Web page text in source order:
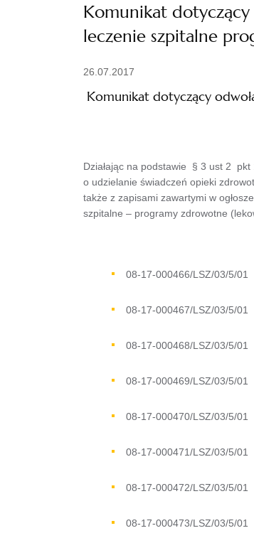
Komunikat
leczenie szpitalne
26.07.2017
Komunikat dotyczący
Działając na podstawie § 3 ust 2
o udzielanie świadczeń opieki
także z zapisami zawartymi w
szpitalne – programy zdrowotne
08-17-000466/LSZ/03/5/01
08-17-000467/LSZ/03/5/01
08-17-000468/LSZ/03/5/01
08-17-000469/LSZ/03/5/01
08-17-000470/LSZ/03/5/01
08-17-000471/LSZ/03/5/01
08-17-000472/LSZ/03/5/01
08-17-000473/LSZ/03/5/01